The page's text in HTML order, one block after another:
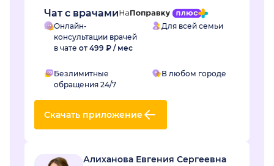
Чат с врачами
Онлайн-
консультации врачей
в чате от 499 ₽ / мес
Для всей семьи
Безлимитные
обращения 24/7
В любом городе
Скачать приложение
Алиханова Евгения Сергеевна